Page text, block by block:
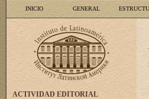
INICIO GENERAL
ACTIVIDAD EDITORIAL